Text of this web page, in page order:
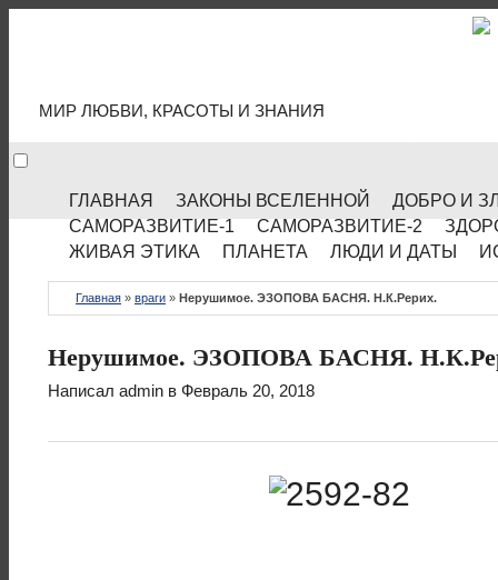
МИР ЛЮБВИ, КРАСОТЫ И ЗНАНИЯ
ГЛАВНАЯ ЗАКОНЫ ВСЕЛЕННОЙ
ДОБРО И
САМОРАЗВИТИЕ-1
САМОРАЗВИТИЕ-2
ЖИВАЯ ЭТИКА
ПЛАНЕТА ЛЮДИ И ДАТЫ
Главная » враги » Нерушимое. ЭЗОПОВА БАСНЯ. Н.К.Рерих.
Нерушимое. ЭЗОПОВА БАСНЯ.
Написал admin в Февраль 20, 2018